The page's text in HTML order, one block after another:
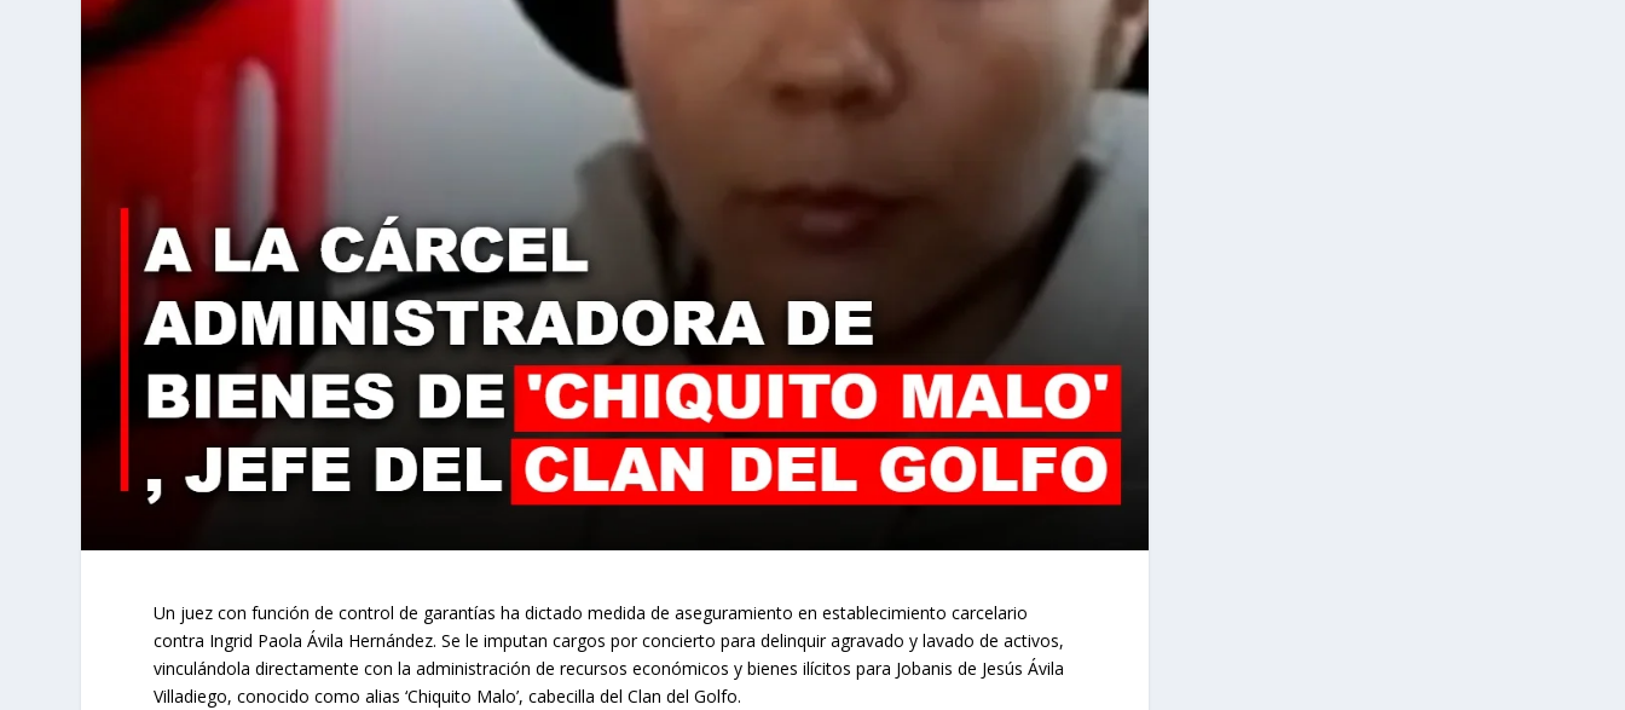
Un juez con función de control de garantías ha dictado medida de aseguramiento en establecimiento carcelario
contra Ingrid Paola Ávila Hernández. Se le imputan cargos por concierto para delinquir agravado y lavado de activos,
vinculándola directamente con la administración de recursos económicos y bienes ilícitos para Jobanis de Jesús Ávila
Villadiego, conocido como alias ‘Chiquito Malo’, cabecilla del Clan del Golfo.